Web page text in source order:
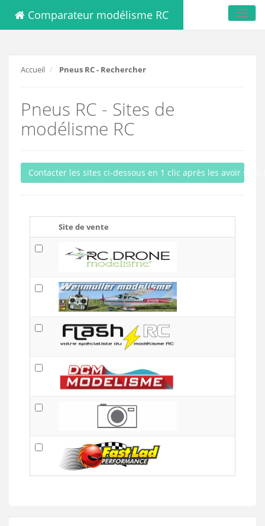
Comparateur modélisme RC
Accueil Pneus RC - Rechercher
Pneus RC - Sites de
modélisme RC
Contacter les sites ci-dessous en 1 clic après les avoir
Site de vente